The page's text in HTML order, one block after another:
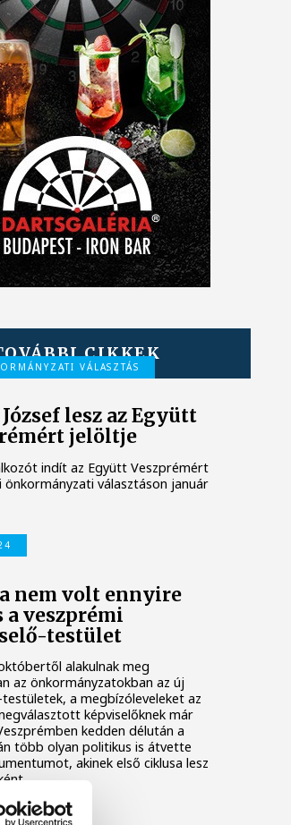
CIKKEK
VÁLASZTÁS
lesz az Együtt
jelöltje
indít az Együtt Veszprémért
önkormányzati választáson január
nem volt ennyire
a veszprémi
testület
alakulnak meg
az önkormányzatokban az új
a megbízóleveleket az
képviselőknek már
kedden délután a
több olyan politikus is átvette
akinek első ciklusa lesz